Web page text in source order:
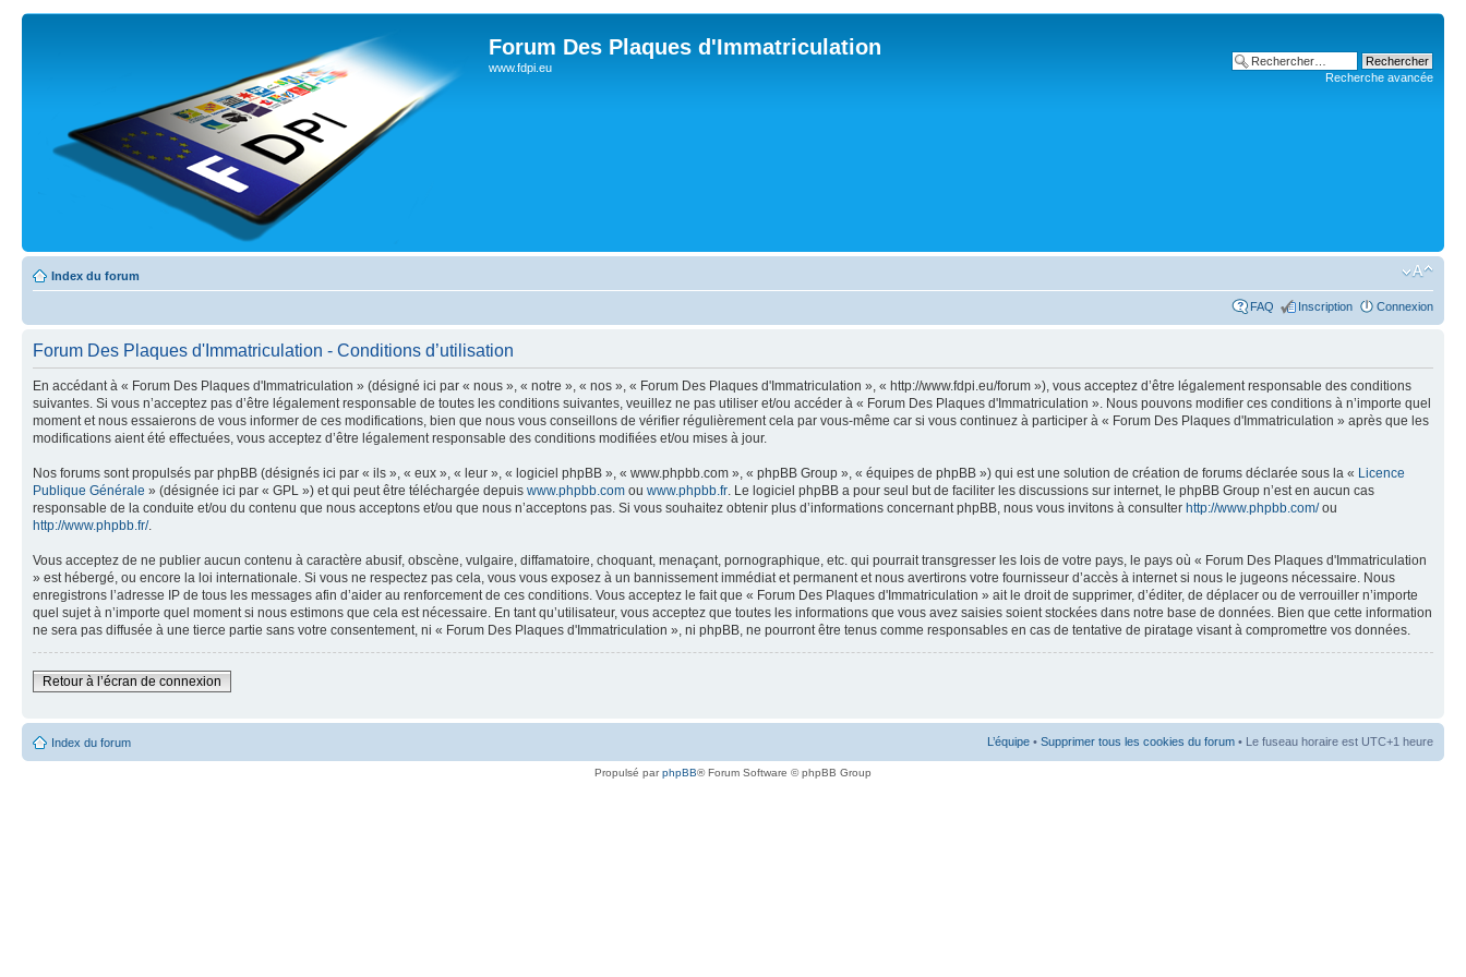
Forum Des Plaques d'Immatriculation
www.fdpi.eu
Recherche avancée
Index du forum
FAQ Inscription Connexion
Forum Des Plaques d'Immatriculation - Conditions d’utilisation
En accédant à « Forum Des Plaques d'Immatriculation » (désigné ici par « nous », « notre », « nos », « Forum Des Plaques d'Immatriculation », « http://www.fdpi.eu/forum »), vous acceptez d’être légalement responsable des conditions
suivantes. Si vous n’acceptez pas d’être légalement responsable de toutes les conditions suivantes, veuillez ne pas utiliser et/ou accéder à « Forum Des Plaques d'Immatriculation ». Nous pouvons modifier ces conditions à n’importe quel
moment et nous essaierons de vous informer de ces modifications, bien que nous vous conseillons de vérifier régulièrement cela par vous-même car si vous continuez à participer à « Forum Des Plaques d'Immatriculation » après que les
modifications aient été effectuées, vous acceptez d’être légalement responsable des conditions modifiées et/ou mises à jour.
Nos forums sont propulsés par phpBB (désignés ici par « ils », « eux », « leur », « logiciel phpBB », « www.phpbb.com », « phpBB Group », « équipes de phpBB ») qui est une solution de création de forums déclarée sous la « Licence
Publique Générale » (désignée ici par « GPL ») et qui peut être téléchargée depuis www.phpbb.com ou www.phpbb.fr. Le logiciel phpBB a pour seul but de faciliter les discussions sur internet, le phpBB Group n’est en aucun cas
responsable de la conduite et/ou du contenu que nous acceptons et/ou que nous n’acceptons pas. Si vous souhaitez obtenir plus d’informations concernant phpBB, nous vous invitons à consulter http://www.phpbb.com/ou
http://www.phpbb.fr/.
Vous acceptez de ne publier aucun contenu à caractère abusif, obscène, vulgaire, diffamatoire, choquant, menaçant, pornographique, etc. qui pourrait transgresser les lois de votre pays, le pays où « Forum Des Plaques d'Immatriculation
» est hébergé, ou encore la loi internationale. Si vous ne respectez pas cela, vous vous exposez à un bannissement immédiat et permanent et nous avertirons votre fournisseur d’accès à internet si nous le jugeons nécessaire. Nous
enregistrons l’adresse IP de tous les messages afin d’aider au renforcement de ces conditions. Vous acceptez le fait que « Forum Des Plaques d'Immatriculation » ait le droit de supprimer, d’éditer, de déplacer ou de verrouiller n’importe
quel sujet à n’importe quel moment si nous estimons que cela est nécessaire. En tant qu’utilisateur, vous acceptez que toutes les informations que vous avez saisies soient stockées dans notre base de données. Bien que cette information
ne sera pas diffusée à une tierce partie sans votre consentement, ni « Forum Des Plaques d'Immatriculation », ni phpBB, ne pourront être tenus comme responsables en cas de tentative de piratage visant à compromettre vos données.
Retour à l’écran de connexion
Index du forum L’équipe • Supprimer tous les cookies du forum • Le fuseau horaire est UTC+1 heure
Propulsé parphpBB® Forum Software © phpBB Group